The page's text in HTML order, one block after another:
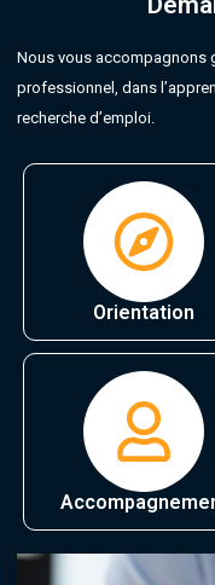
Nous vous accompagnons
professionnel, dans
recherche d’emploi.
Orientation